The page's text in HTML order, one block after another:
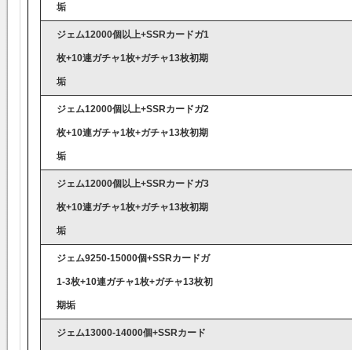
垢
ジェム12000個以上+SSRカードガ1
枚+10連ガチャ1枚+ガチャ13枚初期
垢
ジェム12000個以上+SSRカードガ2
枚+10連ガチャ1枚+ガチャ13枚初期
垢
ジェム12000個以上+SSRカードガ3
枚+10連ガチャ1枚+ガチャ13枚初期
垢
ジェム9250-15000個+SSRカードガ
1-3枚+10連ガチャ1枚+ガチャ13枚初
期垢
ジェム13000-14000個+SSRカード